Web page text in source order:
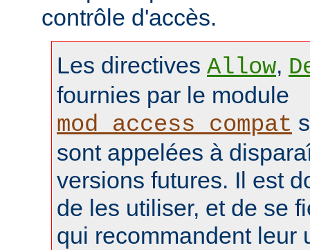
contrôle d'accès.
Les directives Allow,
fournies par le module
mod_access_compat
sont appelées à
versions futures. Il est
de les utiliser, et de se
qui recommandent leur